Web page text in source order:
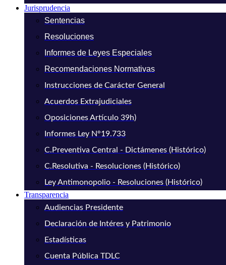
Jurisprudencia
Sentencias
Resoluciones
Informes de Leyes Especiales
Recomendaciones Normativas
Instrucciones de Carácter General
Acuerdos Extrajudiciales
Oposiciones Artículo 39h)
Informes Ley N°19.733
C.Preventiva Central - Dictámenes (Histórico)
C.Resolutiva - Resoluciones (Histórico)
Ley Antimonopolio - Resoluciones (Histórico)
Transparencia
Audiencias Presidente
Declaración de Intéres y Patrimonio
Estadísticas
Cuenta Pública TDLC